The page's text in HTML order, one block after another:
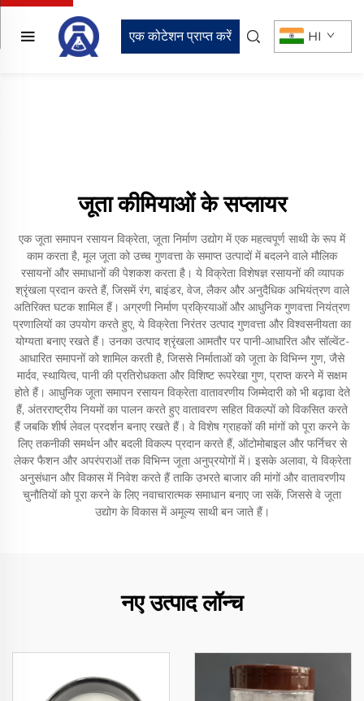
एक कोटेशन प्राप्त करें HI
जूता कीमियाओं के सप्लायर
एक जूता समापन रसायन विक्रेता, जूता निर्माण उद्योग में एक महत्वपूर्ण साथी के रूप में
काम करता है, मूल जूता को उच्च गुणवत्ता के समाप्त उत्पादों में बदलने वाले मौलिक
रसायनों और समाधानों की पेशकश करता है। ये विक्रेता विशेषज्ञ रसायनों की व्यापक
श्रृंखला प्रदान करते हैं, जिसमें रंग, बाइंडर, वेज, लैकर और अनुदैधिक अभियंत्रण वाले
अतिरिक्त घटक शामिल हैं। अग्रणी निर्माण प्रक्रियाओं और आधुनिक गुणवत्ता नियंत्रण
प्रणालियों का उपयोग करते हुए, ये विक्रेता निरंतर उत्पाद गुणवत्ता और विश्वसनीयता का
योग्यता बनाए रखते हैं। उनका उत्पाद श्रृंखला आमतौर पर पानी-आधारित और सॉल्वेंट-
आधारित समापनों को शामिल करती है, जिससे निर्माताओं को जूता के विभिन्न गुण, जैसे
मार्दव, स्थायित्व, पानी की प्रतिरोधकता और विशिष्ट रूपरेखा गुण, प्राप्त करने में सक्षम
होते हैं। आधुनिक जूता समापन रसायन विक्रेता वातावरणीय जिम्मेदारी को भी बढ़ावा देते
हैं, अंतरराष्ट्रीय नियमों का पालन करते हुए वातावरण सहित विकल्पों को विकसित करते
हैं जबकि शीर्ष लेवल प्रदर्शन बनाए रखते हैं। वे विशेष ग्राहकों की मांगों को पूरा करने के
लिए तकनीकी समर्थन और बदली विकल्प प्रदान करते हैं, ऑटोमोबाइल और फर्निचर से
लेकर फैशन और अपरंपराओं तक विभिन्न जूता अनुप्रयोगों में। इसके अलावा, ये विक्रेता
अनुसंधान और विकास में निवेश करते हैं ताकि उभरते बाजार की मांगों और वातावरणीय
चुनौतियों को पूरा करने के लिए नवाचारात्मक समाधान बनाए जा सकें, जिससे वे जूता
उद्योग के विकास में अमूल्य साथी बन जाते हैं।
नए उत्पाद लॉन्च